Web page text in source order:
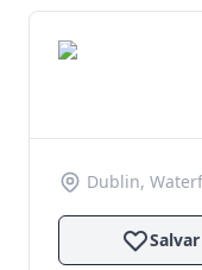
Dublin,
Salvar